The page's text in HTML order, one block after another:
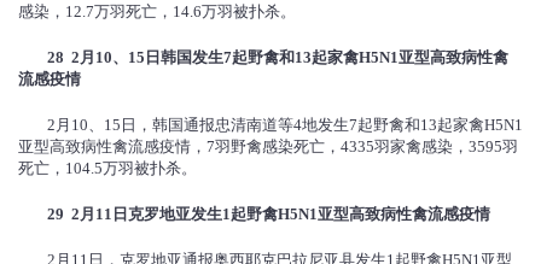
感染，12.7万羽死亡，14.6万羽被扑杀。
28 2 月 10、 15 日韩国发生7起野禽和13起家禽H5N1亚型高致病性禽
流感疫情
2月10、15日，韩国通报忠清南道等4地发生7起野禽和13起家禽H5N1
亚型高致病性禽流感疫情，7羽野禽感染死亡，4335羽家禽感染，3595羽
死亡，104.5万羽被扑杀。
29 2 月 11 日克罗地亚发生1起野禽H5N1亚型高致病性禽流感疫情
2月11日，克罗地亚通报奥西耶克巴拉尼亚县发生1起野禽H5N1亚型